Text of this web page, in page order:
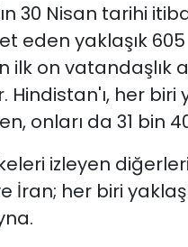
30 Nisan tarihi
eden yaklaşık
ilk on vatandaşlık
Hindistan'ı, her
onları da 31 bin
izleyen
İran; her biri